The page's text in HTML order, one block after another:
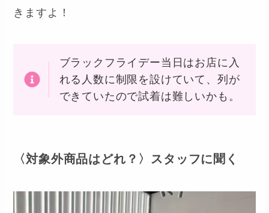
きますよ！
ブラックフライデー当日はお店に入
れる人数に制限を設けていて、列が
できていたので試着は難しいかも。
〈対象外商品はどれ？〉スタッフに聞 く